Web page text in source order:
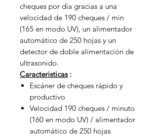
cheques por día gracias a una
velocidad de 190 cheques / min
(165 en modo UV), un alimentador
automático de 250 hojas y un
detector de doble alimentación de
ultrasonido.
Caracteristicas:
Escáner de cheques rápido y
productivo
Velocidad 190 cheques / minuto
(160 en modo UV) / alimentador
automático de 250 hojas